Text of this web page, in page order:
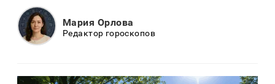
Мария Орлова
Редактор гороскопов